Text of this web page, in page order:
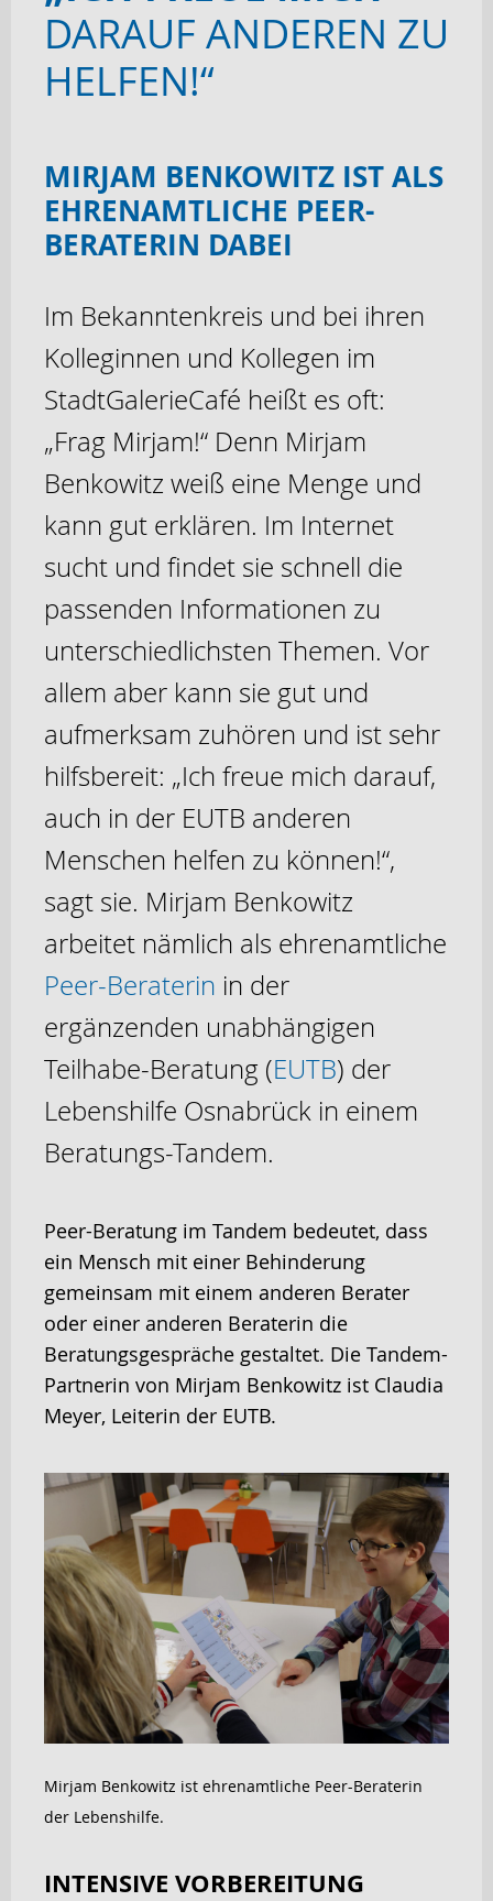
DARAUF ANDEREN ZU
HELFEN!“
MIRJAM BENKOWITZ IST ALS
EHRENAMTLICHE PEER-
BERATERIN DABEI
Im Bekanntenkreis und bei ihren
Kolleginnen und Kollegen im
StadtGalerieCafé heißt es oft:
„Frag Mirjam!“ Denn Mirjam
Benkowitz weiß eine Menge und
kann gut erklären. Im Internet
sucht und findet sie schnell die
passenden Informationen zu
unterschiedlichsten Themen. Vor
allem aber kann sie gut und
aufmerksam zuhören und ist sehr
hilfsbereit: „Ich freue mich darauf,
auch in der EUTB anderen
Menschen helfen zu können!“,
sagt sie. Mirjam Benkowitz
arbeitet nämlich als ehrenamtliche
Peer-Beraterin in der
ergänzenden unabhängigen
Teilhabe-Beratung (EUTB) der
Lebenshilfe Osnabrück in einem
Beratungs-Tandem.
Peer-Beratung im Tandem bedeutet, dass
ein Mensch mit einer Behinderung
gemeinsam mit einem anderen Berater
oder einer anderen Beraterin die
Beratungsgespräche gestaltet. Die Tandem-
Partnerin von Mirjam Benkowitz ist Claudia
Meyer, Leiterin der EUTB.
Mirjam Benkowitz ist ehrenamtliche Peer-Beraterin
der Lebenshilfe.
INTENSIVE VORBEREITUNG